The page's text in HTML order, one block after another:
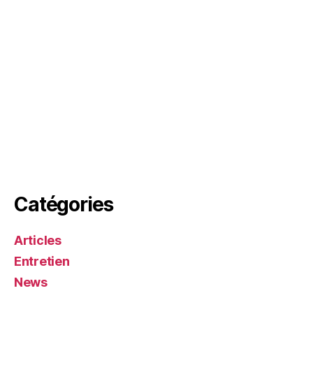
Catégories
Articles
Entretien
News